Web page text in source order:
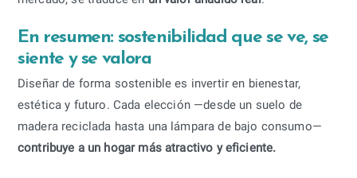
En resumen: sostenibilidad que se ve, se
siente y se valora
Diseñar de forma sostenible es invertir en bienestar,
estética y futuro. Cada elección —desde un suelo de
madera reciclada hasta una lámpara de bajo consumo—
contribuye a un hogar más atractivo y eficiente.